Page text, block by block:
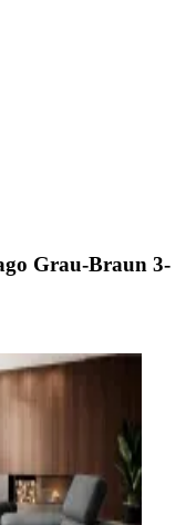
Grau-Braun 3-